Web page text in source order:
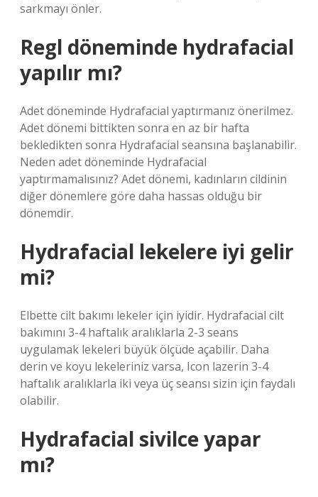
sarkmayı önler.
Regl döneminde hydrafacial
yapılır mı?
Adet döneminde Hydrafacial yaptırmanız önerilmez.
Adet dönemi bittikten sonra en az bir hafta
bekledikten sonra Hydrafacial seansına başlanabilir.
Neden adet döneminde Hydrafacial
yaptırmamalısınız? Adet dönemi, kadınların cildinin
diğer dönemlere göre daha hassas olduğu bir
dönemdir.
Hydrafacial lekelere iyi gelir
mi?
Elbette cilt bakımı lekeler için iyidir. Hydrafacial cilt
bakımını 3-4 haftalık aralıklarla 2-3 seans
uygulamak lekeleri büyük ölçüde açabilir. Daha
derin ve koyu lekeleriniz varsa, Icon lazerin 3-4
haftalık aralıklarla iki veya üç seansı sizin için faydalı
olabilir.
Hydrafacial sivilce yapar
mı?